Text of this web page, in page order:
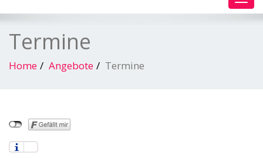
Termine
Home Angebote Termine